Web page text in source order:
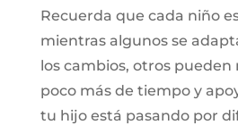
Recuerda que cada niño
mientras algunos se
los cambios, otros pueden
poco más de tiempo y
tu hijo está pasando por